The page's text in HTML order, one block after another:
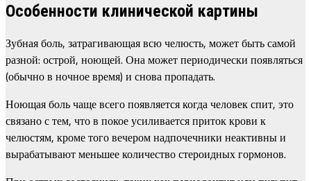
Особенности клинической картины
Зубная боль, затрагивающая всю челюсть, может быть самой
разной: острой, ноющей. Она может периодически появляться
(обычно в ночное время) и снова пропадать.
Ноющая боль чаще всего появляется когда человек спит, это
связано с тем, что в покое усиливается приток крови к
челюстям, кроме того вечером надпочечники неактивны и
вырабатывают меньшее количество стероидных гормонов.